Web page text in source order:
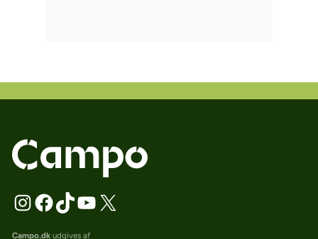
Campo.dkudgives af